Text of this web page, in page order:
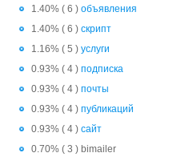
1.40% ( 6 ) объявления
1.40% ( 6 ) скрипт
1.16% ( 5 ) услуги
0.93% ( 4 ) подписка
0.93% ( 4 ) почты
0.93% ( 4 ) публикаций
0.93% ( 4 ) сайт
0.70% ( 3 ) bimailer